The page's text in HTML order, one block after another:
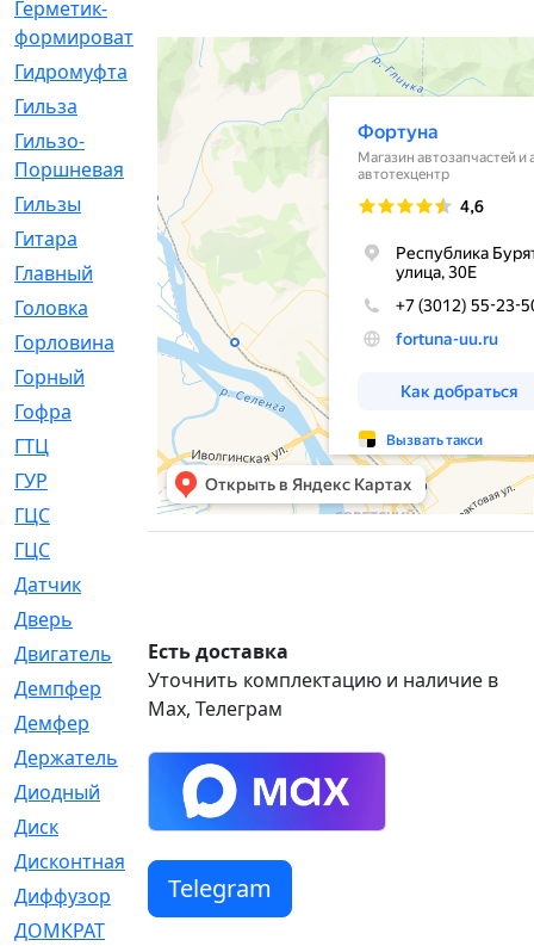
Герметик-
формирователь
Гидромуфта
[47]
Гильза
Гильзо-
Поршневая
[13]
Гильзы
[259]
Гитара
[7]
Главный
[29]
Головка
[28]
Горловина
[14]
Горный
[1]
Гофра
[86]
ГТЦ
[96]
ГУР
[34]
ГЦC
[6]
ГЦС
Датчик
Дверь
Двигатель
[64]
Демпфер
[2]
Демфер
[1]
Держатель
[5]
Диодный
[3]
Диск
[418]
Дисконтная
[1]
Диффузор
[1]
ДОМКРАТ
Есть доставка
Уточнить комплектацию и наличие в
Max, Телеграм
Telegram